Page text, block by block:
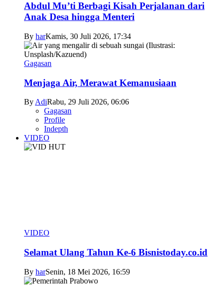
Abdul Mu’ti Berbagi Kisah Perjalanan dari
Anak Desa hingga Menteri
By harKamis, 30 Juli 2026, 17:34
Gagasan
Menjaga Air, Merawat Kemanusiaan
ByAdiRabu, 29 Juli 2026, 06:06
Gagasan
Profile
Indepth
VIDEO
VIDEO
Selamat Ulang Tahun Ke-6 Bisnistoday.co.id
By harSenin, 18 Mei 2026, 16:59